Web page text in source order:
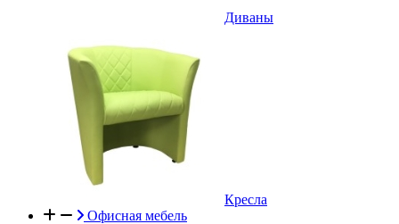
Диваны
Кресла
Офисная мебель